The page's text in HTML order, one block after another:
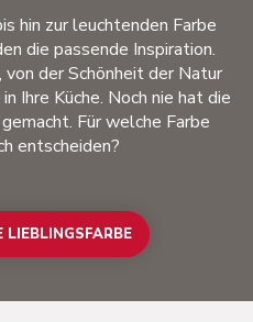
hin zur leuchtenden Farbe
die passende Inspiration.
der Schönheit der Natur
Ihre Küche. Noch nie hat die
Für welche Farbe
entscheiden?
LIEBLINGSFARBE